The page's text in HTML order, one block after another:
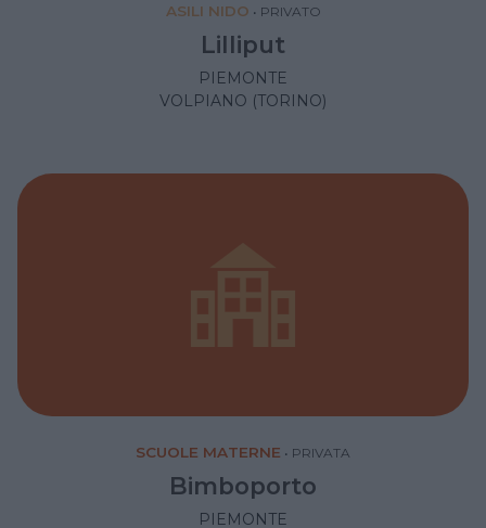
ASILI NIDO • PRIVATO
Lilliput
PIEMONTE
VOLPIANO (TORINO)
SCUOLE MATERNE • PRIVATA
Bimboporto
PIEMONTE